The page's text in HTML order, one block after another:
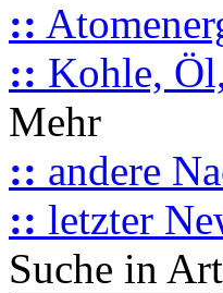
::
:: Kohle,
Mehr
:: andere
:: letzter
Suche in